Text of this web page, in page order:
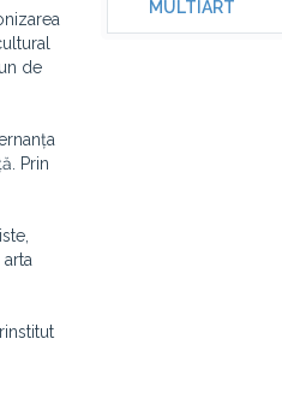
de
Prin
MULTIART